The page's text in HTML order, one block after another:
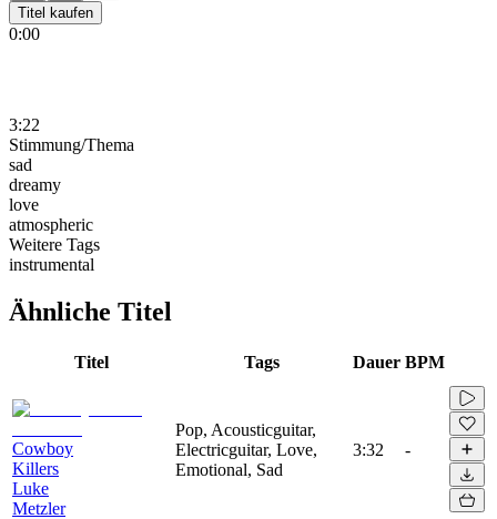
Titel kaufen
0:00
3:22
Stimmung/Thema
sad
dreamy
love
atmospheric
Weitere Tags
instrumental
Ähnliche Titel
Titel Tags Dauer BPM
Cowboy
Killers
Luke
Metzler
Pop, Acousticguitar,
Electricguitar, Love,
Emotional, Sad
3:32 -